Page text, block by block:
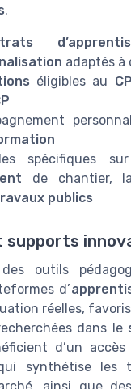
.
adaptés à
éligibles au
spécifiques
de chantier,
publics
supports
outils
d’
réelles,
dans le
d’un
synthétise les